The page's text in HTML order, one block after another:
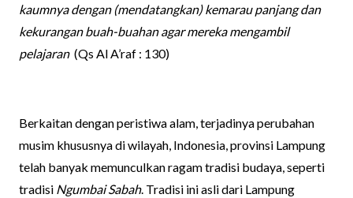
kaumnya dengan (mendatangkan) kemarau panjang dan
kekurangan buah-buahan agar mereka mengambil
pelajaran (Qs Al A’raf : 130)
Berkaitan dengan peristiwa alam, terjadinya perubahan
musim khususnya di wilayah, Indonesia, provinsi Lampung
telah banyak memunculkan ragam tradisi budaya, seperti
tradisi Ngumbai Sabah. Tradisi ini asli dari Lampung